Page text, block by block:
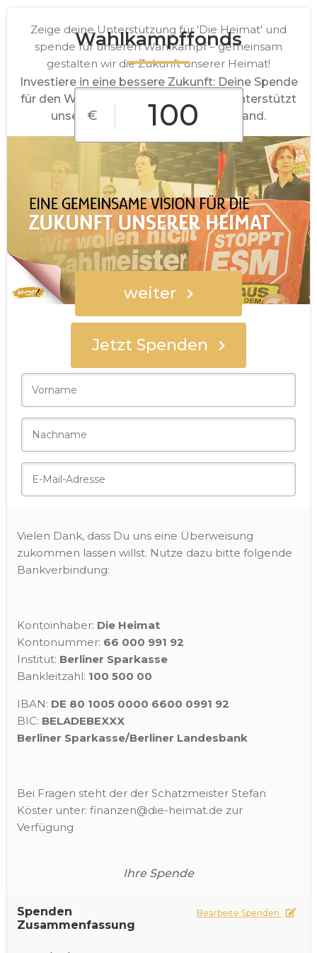
Wahlkampffonds
Investiere in eine bessere Zukunft: Deine Spende
für den Wahlkampf von 'Die Heimat' unterstützt
unsere Vorhaben für ein starkes Land.
Jetzt Spenden
Zeige deine Unterstützung für 'Die Heimat' und
spende für unseren Wahlkampf – gemeinsam
gestalten wir die Zukunft unserer Heimat!
€
€10 €25 €50
€100 €250 Freier Betrag
weiter
Spender
Vielen Dank, dass Du uns eine Überweisung
zukommen lassen willst. Nutze dazu bitte folgende
Bankverbindung:
Kontoinhaber: Die Heimat
Kontonummer: 66 000 991 92
Institut: Berliner Sparkasse
Bankleitzahl: 100 500 00
IBAN: DE 80 1005 0000 6600 0991 92
BIC: BELADEBEXXX
Berliner Sparkasse/Berliner Landesbank
Bei Fragen steht der der Schatzmeister Stefan
Köster unter: finanzen@die-heimat.de zur
Verfügung
Ihre Spende
Spenden
Zusammenfassung
Bearbeite Spenden